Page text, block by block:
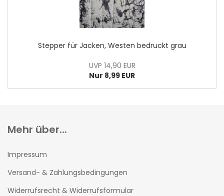
Stepper für Jacken, Westen bedruckt grau
UVP 14,90 EUR
Nur 8,99 EUR
Mehr über...
Impressum
Versand- & Zahlungsbedingungen
Widerrufsrecht & Widerrufsformular